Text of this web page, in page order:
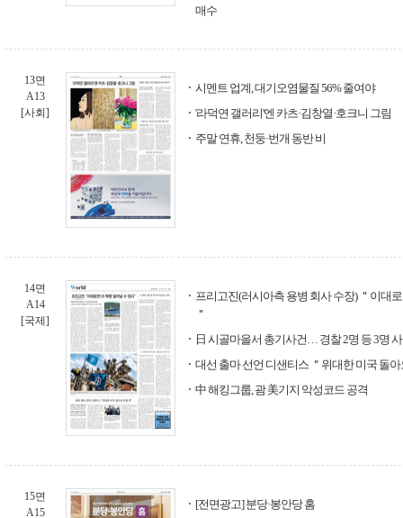
매수
13면
A13
[사회]
시멘트 업계, 대기오염물질 56% 줄여야
'라덕연 갤러리'엔 카츠·김창열·호크니 그림
주말 연휴, 천둥·번개 동반 비
14면
A14
[국제]
프리고진(러시아측 용병 회사 수장) ＂이대
＂
日 시골마을서 총기사건… 경찰 2명 등 3명
대선 출마 선언 디샌티스 ＂위대한 미국 돌
中 해킹그룹, 괌 美기지 악성코드 공격
15면
A15
[전면광고] 분당·봉안당 홈